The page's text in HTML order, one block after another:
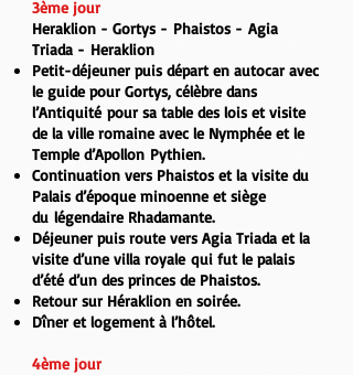
3ème jour
Heraklion - Gortys - Phaistos - Agia
Triada - Heraklion
Petit-déjeuner puis départ en autocar avec
le guide pourGortys, célèbre dans
l’Antiquité pour sa table des lois et visite
de la ville romaine avec le Nymphéeet le
Temple d’Apollon Pythien.
Continuation vers Phaistos et la visite du
Palais d’époque minoenne et siège
du légendaire Rhadamante.
Déjeuner puis route vers Agia Triada et la
visite d’une villa royale qui fut le palais
d’été d’un des princes de Phaistos.
Retour sur Héraklion en soirée.
Dîner et logement à l’hôtel.
4ème jour